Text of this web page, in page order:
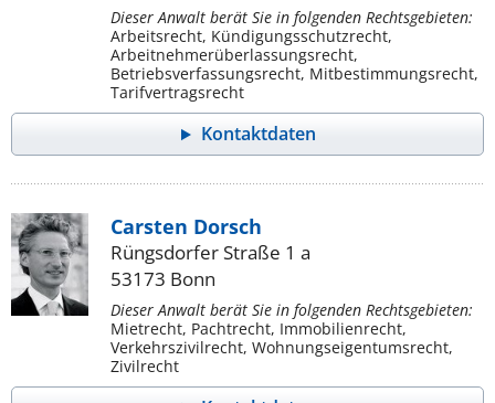
Dieser Anwalt berät Sie in folgenden Rechtsgebieten:
Arbeitsrecht, Kündigungsschutzrecht,
Arbeitnehmerüberlassungsrecht,
Betriebsverfassungsrecht, Mitbestimmungsrecht,
Tarifvertragsrecht
Kontaktdaten
Carsten Dorsch
Rüngsdorfer Straße 1 a
53173 Bonn
Dieser Anwalt berät Sie in folgenden Rechtsgebieten:
Mietrecht, Pachtrecht, Immobilienrecht,
Verkehrszivilrecht, Wohnungseigentumsrecht,
Zivilrecht